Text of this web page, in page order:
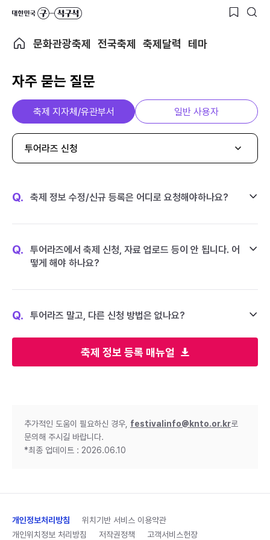
문화관광축제 전국축제 축제달력 테마
자주 묻는 질문
축제 정보 등록 매뉴얼
축제 지자체/유관부서 일반 사용자
투어라즈 신청
Q. 축제 정보 수정/신규 등록은 어디로 요청해야하나요?
Q.
투어라즈에서 축제 신청, 자료 업로드 등이 안 됩니다. 어
떻게 해야 하나요?
Q. 투어라즈 말고, 다른 신청 방법은 없나요?
추가적인 도움이 필요하신 경우, festivalinfo@knto.or.kr로
문의해 주시길 바랍니다.
*최종 업데이트 : 2026.06.10
개인정보처리방침
위치기반 서비스 이용약관
개인위치정보 처리방침
저작권정책 고객서비스헌장